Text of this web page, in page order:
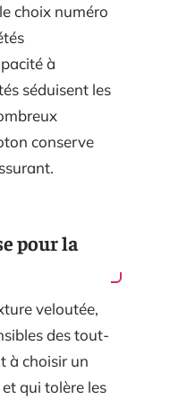
choix numéro
à
séduisent les
conserve
pour la
veloutée,
des tout-
à choisir un
qui tolère les